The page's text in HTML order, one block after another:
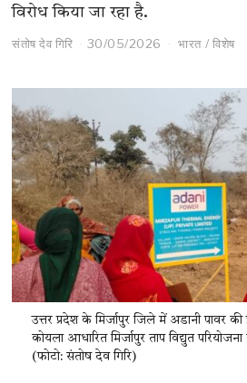
विरोध किया जा रहा है.
संतोष देव गिरि 30/05/2026 भारत / विशेष
उत्तर प्रदेश के मिर्जापुर जिले में अडानी पावर की
कोयला आधारित मिर्जापुर ताप विद्युत
(फोटो: संतोष देव गिरि)